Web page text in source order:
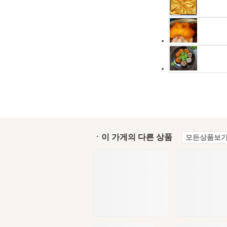
ㆍ이 가게의 다른 상품 모든상품보